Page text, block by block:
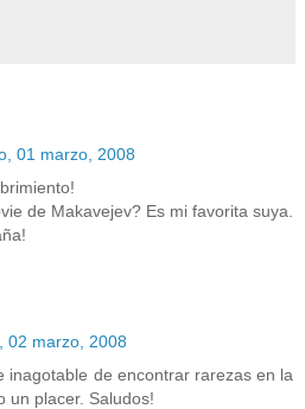
01 marzo, 2008
de Makavejev? Es mi favorita suya.
02 marzo, 2008
inagotable de encontrar rarezas en la
un placer. Saludos!